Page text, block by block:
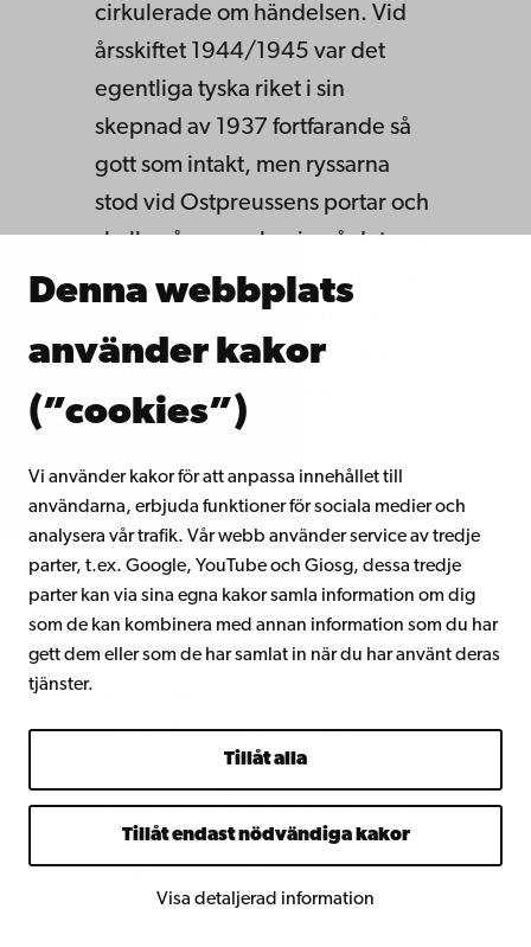
Denna webbplats
använder kakor
(”cookies”)
Vi använder kakor för att anpassa innehållet till
användarna, erbjuda funktioner för sociala medier och
analysera vår trafik. Vår webb använder service av tredje
parter, t.ex. Google, YouTube och Giosg, dessa tredje
parter kan via sina egna kakor samla information om dig
som de kan kombinera med annan information som du har
gett dem eller som de har samlat in när du har använt deras
tjänster.
Tillåt alla
Tillåt endast nödvändiga kakor
Visa detaljerad information
cirkulerade om händelsen. Vid
årsskiftet 1944/1945 var det
egentliga tyska riket i sin
skepnad av 1937 fortfarande så
gott som intakt, men ryssarna
stod vid Ostpreussens portar och
skulle några veckor in på det nya
året välla fram som en stormflod
krossande allt motstånd, vilket
innebar början till det definitiva
slutet för Hitlers tusenårsrike.
Den sista viloplatsen
Enligt den uppenbarligen
mycket tillförlitliga skildring av
”Fagerökatastrofen” Ola Brenner
omhändertogs omkring 70
överlevande. Villkoren i
vapenstilleståndsavtalet gav de
finländska myndigheterna inget